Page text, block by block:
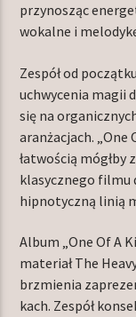
przynosząc
wokalne i
Zespół od
uchwycenia magii
się na
aranżacjach. „One
łatwością mógłby
klasycznego filmu
hipnotyczną linią
Album „One Of A
materiał The
brzmienia
kach. Zespół